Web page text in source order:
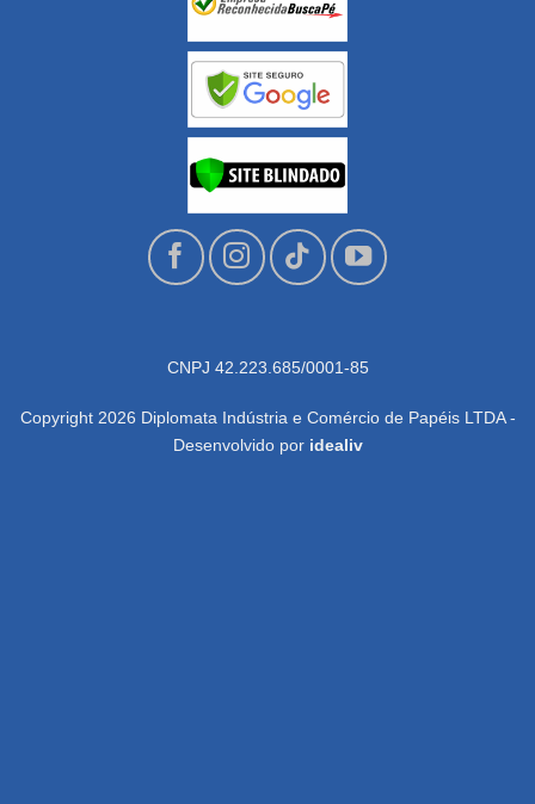
CNPJ 42.223.685/0001-85
Copyright 2026 Diplomata Indústria e Comércio de Papéis LTDA -
Desenvolvido por idealiv